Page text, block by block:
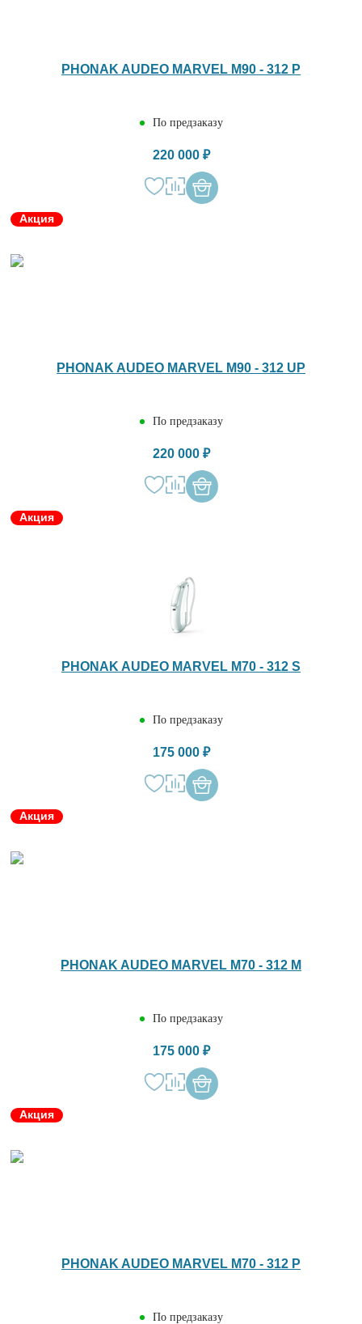
PHONAK AUDEO MARVEL M90 - 312 P
По предзаказу
220 000 ₽
Акция
PHONAK AUDEO MARVEL M90 - 312 UP
По предзаказу
220 000 ₽
Акция
PHONAK AUDEO MARVEL M70 - 312 S
По предзаказу
175 000 ₽
Акция
PHONAK AUDEO MARVEL M70 - 312 M
По предзаказу
175 000 ₽
Акция
PHONAK AUDEO MARVEL M70 - 312 P
По предзаказу